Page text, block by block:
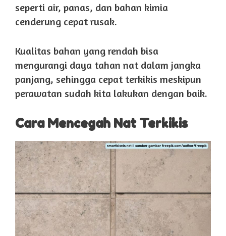
seperti air, panas, dan bahan kimia
cenderung cepat rusak.
Kualitas bahan yang rendah bisa
mengurangi daya tahan nat dalam jangka
panjang, sehingga cepat terkikis meskipun
perawatan sudah kita lakukan dengan baik.
Cara Mencegah Nat Terkikis